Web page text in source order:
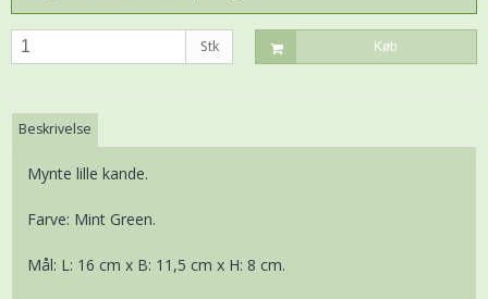
Stk Køb
Beskrivelse
Mynte lille kande.
Farve: Mint Green.
Mål: L: 16 cm x B: 11,5 cm x H: 8 cm.